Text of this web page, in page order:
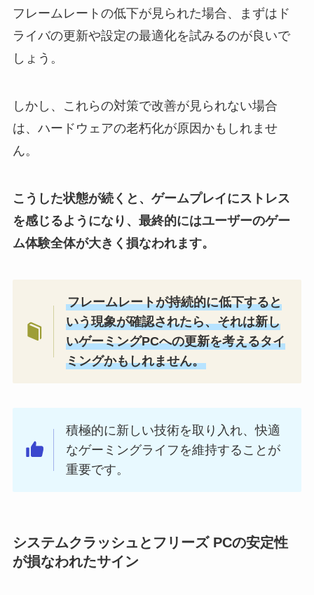
フレームレートの低下が見られた場合、まずはド
ライバの更新や設定の最適化を試みるのが良いで
しょう。
しかし、これらの対策で改善が見られない場合
は、ハードウェアの老朽化が原因かもしれませ
ん。
こうした状態が続くと、ゲームプレイにストレス
を感じるようになり、最終的にはユーザーのゲー
ム体験全体が大きく損なわれます。
フレームレートが持続的に低下すると
いう現象が確認されたら、それは新し
いゲーミングPCへの更新を考えるタイ
ミングかもしれません。
積極的に新しい技術を取り入れ、快適
なゲーミングライフを維持することが
重要です。
システムクラッシュとフリーズ PCの安定性
が損なわれたサイン